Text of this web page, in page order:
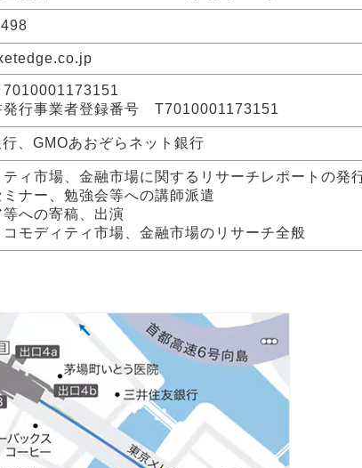
発行事業者登録番号 T7010001173151
、GMOあおぞらネット銀行
ティ市場、金融市場に関するリサーチレポートの発
ミナー、勉強会等への講師派遣
等への寄稿、出演
コモディティ市場、金融市場のリサーチ全般